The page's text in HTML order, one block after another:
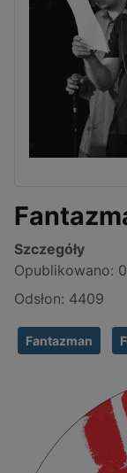
Szczegóły
Opublikowano:
Odsłon: 4409
Fantazman